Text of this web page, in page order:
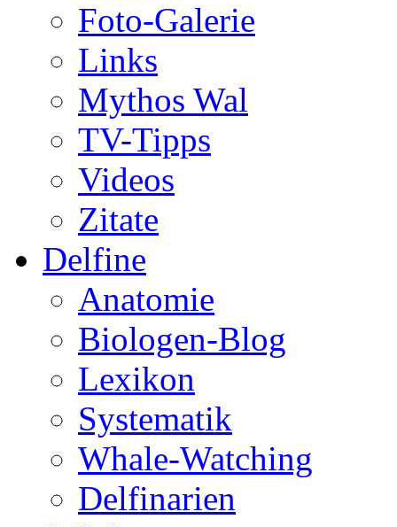
Foto-Galerie
Links
Mythos Wal
TV-Tipps
Videos
Zitate
Delfine
Anatomie
Biologen-Blog
Lexikon
Systematik
Whale-Watching
Delfinarien